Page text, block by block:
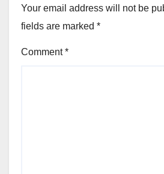
Your email address will not be
fields are marked *
Comment*